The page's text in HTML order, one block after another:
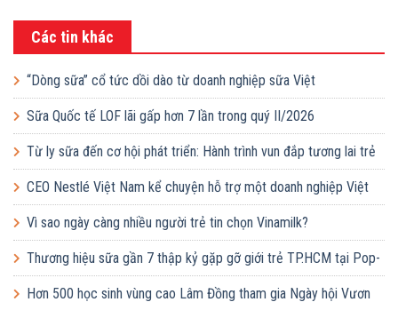
Các tin khác
“Dòng sữa” cổ tức dồi dào từ doanh nghiệp sữa Việt
Sữa Quốc tế LOF lãi gấp hơn 7 lần trong quý II/2026
Từ ly sữa đến cơ hội phát triển: Hành trình vun đắp tương lai trẻ
em Việt của Vinamilk
CEO Nestlé Việt Nam kể chuyện hỗ trợ một doanh nghiệp Việt
tăng quy mô gấp 10 lần
Vì sao ngày càng nhiều người trẻ tin chọn Vinamilk?
Thương hiệu sữa gần 7 thập kỷ gặp gỡ giới trẻ TP.HCM tại Pop-
up ‘Thưởng vị hè’
Hơn 500 học sinh vùng cao Lâm Đồng tham gia Ngày hội Vươn